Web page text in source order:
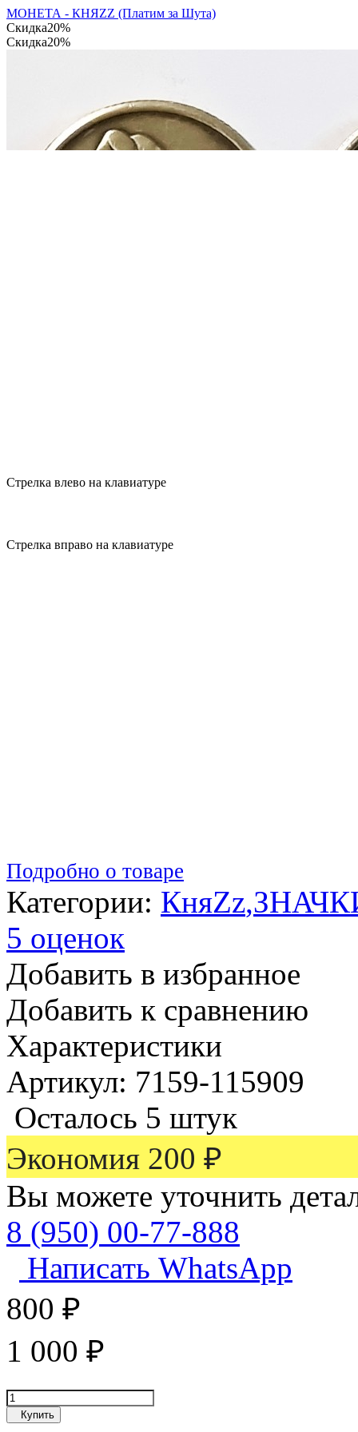
МОНЕТА - КНЯZZ (Платим за Шута)
Скидка20%
Скидка20%
Стрелка влево на клавиатуре
Стрелка вправо на клавиатуре
Подробно о товаре
Категории: КняZz,
5 оценок
Добавить в избранное
Добавить к сравнению
Характеристики
Артикул: 7159-115909
Осталось 5 штук
Экономия 200 ₽
Вы можете уточнить
8 (950) 00-77-888
Написать WhatsApp
800 ₽
1 000 ₽
Купить